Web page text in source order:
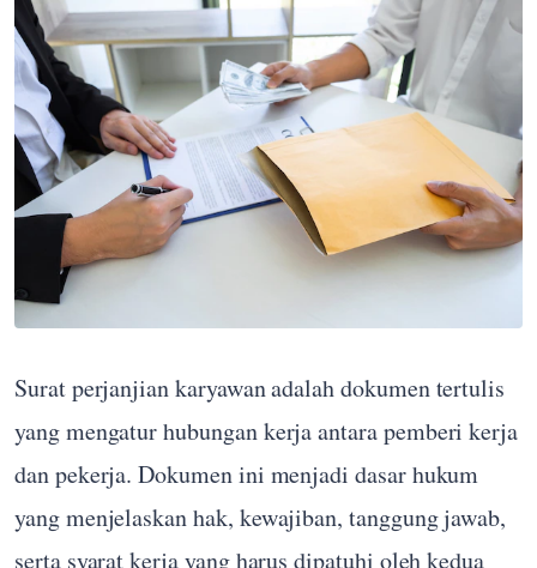
Surat perjanjian karyawan adalah dokumen tertulis
yang mengatur hubungan kerja antara pemberi kerja
dan pekerja. Dokumen ini menjadi dasar hukum
yang menjelaskan hak, kewajiban, tanggung jawab,
serta syarat kerja yang harus dipatuhi oleh kedua